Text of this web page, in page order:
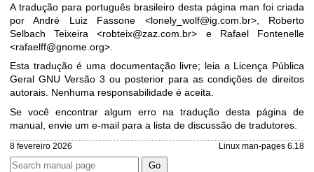
A tradução para português brasileiro desta página man foi criada
por André Luiz Fassone <lonely_wolf@ig.com.br>, Roberto
Selbach Teixeira <robteix@zaz.com.br> e Rafael Fontenelle
<rafaelff@gnome.org>.
Esta tradução é uma documentação livre; leia a Licença Pública
Geral GNU Versão 3 ou posterior para as condições de direitos
autorais. Nenhuma responsabilidade é aceita.
Se você encontrar algum erro na tradução desta página de
manual, envie um e-mail para a lista de discussão de tradutores
8 fevereiro 2026 Linux man-pages 6.18